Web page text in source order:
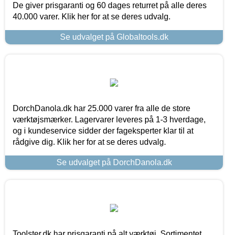
De giver prisgaranti og 60 dages returret på alle deres
40.000 varer. Klik her for at se deres udvalg.
Se udvalget på Globaltools.dk
DorchDanola.dk har 25.000 varer fra alle de store
værktøjsmærker. Lagervarer leveres på 1-3 hverdage,
og i kundeservice sidder der fageksperter klar til at
rådgive dig. Klik her for at se deres udvalg.
Se udvalget på DorchDanola.dk